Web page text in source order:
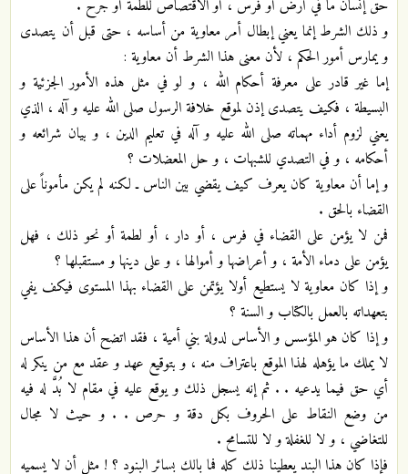
حق إنسان مّا في أرض أو فرس ، أو الاقتصاص للطمة أو جرح .
و ذلك الشرط إنما يعني إبطال أمر معاوية من أساسه ، حتى قبل أن يتصدى
و يمارس أمور الحكم ، لأن معنى هذا الشرط أن معاوية :
إما غير قادر على معرفة أحكام الله ، و لو في مثل هذه الأمور الجزئية و
البسيطة ، فكيف يتصدى إذن لموقع خلافة الرسول صلى الله عليه و آله ، الذي
يعني لزوم أداء مهماته صلى الله عليه و آله في تعليم الدين ، و بيان شرائعه و
أحكامه ، و في التصدي للشبهات ، و حل المعضلات ؟
و إما أن معاوية كان يعرف كيف يقضي بين الناس ـ لكنه لم يكن مأموناً على
القضاء بالحق .
فمن لا يؤمن على القضاء في فرس ، أو دار ، أو لطمة أو نحو ذلك ، فهل
يؤمن على دماء الأمة ، و أعراضها و أموالها ، و على دينها و مستقبلها ؟
و إذا كان معاوية لا يستطيع أولا يؤتمن على القضاء بهذا المستوى فيكف يفي
بتعهداته بالعمل بالكتاب و السنة ؟
و إذا كان هو المؤسس و الأساس لدولة بني أمية ، فقد اتضح أن هذا الأساس
لا يملك ما يؤهله لهذا الموقع باعتراف منه ، و بتوقيع عهد و عقد مع من ينكر له
أي حق فيما يدعيه . . ثم إنه يسجل ذلك و يوقع عليه في مقام لا بُدَّ له فيه
من وضع النقاط على الحروف بكل دقة و حرص . . و حيث لا مجال
للتغاضي ، و لا للغفلة و لا للتسامح .
فإذا كان هذا البند يعطينا ذلك كله فما بالك بسائر البنود ؟ ! مثل أن لا يسميه